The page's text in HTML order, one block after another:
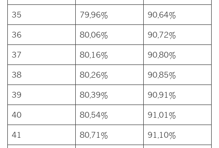
35 79,96% 90,64%
36 80,06% 90,72%
37 80,16% 90,80%
38 80,26% 90,85%
39 80,39% 90,91%
40 80,54% 91,01%
41 80,71% 91,10%